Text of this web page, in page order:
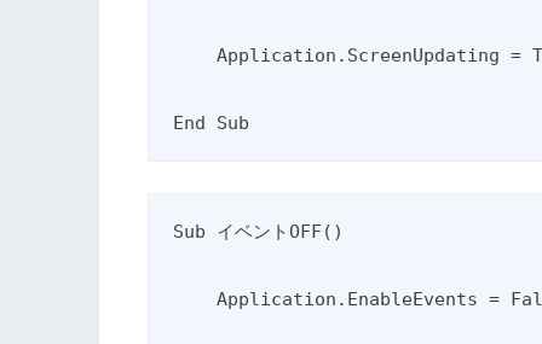
    Application.ScreenUpdating = True
End Sub
Sub イベントOFF()
    Application.EnableEvents = False